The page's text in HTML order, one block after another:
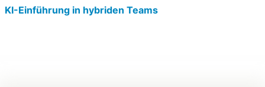
KI-Einführung in hybriden Teams